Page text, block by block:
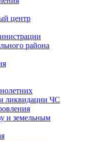
центр
района
ликвидации ЧС
и земельным